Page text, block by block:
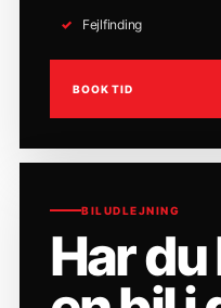
Fejlfinding
BOOK TID
BILUDLEJNING
Har